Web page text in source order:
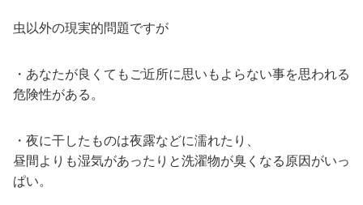
虫以外の現実的問題ですが
・あなたが良くてもご近所に思いもよらない事を思われる
危険性がある。
・夜に干したものは夜露などに濡れたり、
昼間よりも湿気があったりと洗濯物が臭くなる原因がいっ
ぱい。